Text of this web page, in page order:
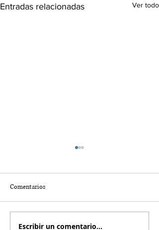
Entradas relacionadas Ver todo
Un retiro único en la
Comentarios
Escribir un comentario...